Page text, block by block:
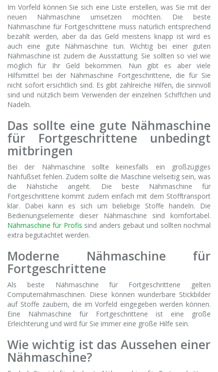
Im Vorfeld können Sie sich eine Liste erstellen, was Sie mit der
neuen Nähmaschine umsetzen möchten. Die beste
Nähmaschine für Fortgeschrittene muss natürlich entsprechend
bezahlt werden, aber da das Geld meistens knapp ist wird es
auch eine gute Nähmaschine tun. Wichtig bei einer guten
Nähmaschine ist zudem die Ausstattung. Sie sollten so viel wie
möglich für Ihr Geld bekommen. Nun gibt es aber viele
Hilfsmittel bei der Nähmaschine Fortgeschrittene, die für Sie
nicht sofort ersichtlich sind. Es gibt zahlreiche Hilfen, die sinnvoll
sind und nützlich beim Verwenden der einzelnen Schiffchen und
Nadeln.
Das sollte eine gute Nähmaschine
für Fortgeschrittene unbedingt
mitbringen
Bei der Nähmaschine sollte keinesfalls ein großzügiges
Nähfußset fehlen. Zudem sollte die Maschine vielseitig sein, was
die Nähstiche angeht. Die beste Nähmaschine für
Fortgeschrittene kommt zudem einfach mit dem Stofftransport
klar. Dabei kann es sich um beliebige Stoffe handeln. Die
Bedienungselemente dieser Nähmaschine sind komfortabel.
Nähmaschine für Profis sind anders gebaut und sollten nochmal
extra begutachtet werden.
Moderne Nähmaschine für
Fortgeschrittene
Als beste Nähmaschine für Fortgeschrittene gelten
Computernähmaschinen. Diese können wunderbare Stickbilder
auf Stoffe zaubern, die im Vorfeld eingegeben werden können.
Eine Nähmaschine für Fortgeschrittene ist eine große
Erleichterung und wird für Sie immer eine große Hilfe sein.
Wie wichtig ist das Aussehen einer
Nähmaschine?